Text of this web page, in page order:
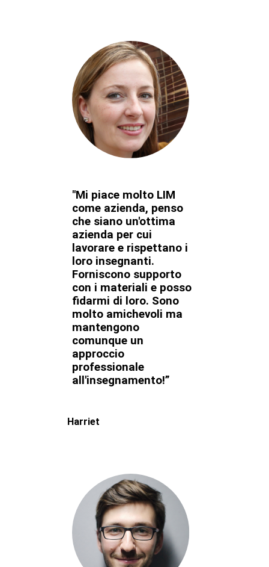
"Mi piace molto LIM
come azienda, penso
che siano un'ottima
azienda per cui
lavorare e rispettano i
loro insegnanti.
Forniscono supporto
con i materiali e posso
fidarmi di loro. Sono
molto amichevoli ma
mantengono
comunque un
approccio
professionale
all'insegnamento!”
Harriet